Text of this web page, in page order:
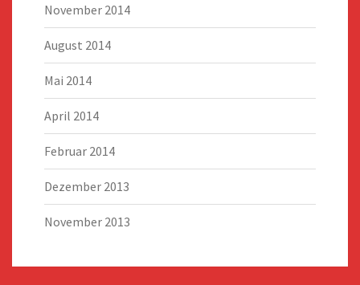
November 2014
August 2014
Mai 2014
April 2014
Februar 2014
Dezember 2013
November 2013